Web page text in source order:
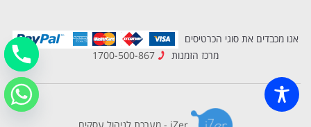
אנו מכבדים את סוגי הכרטיסים
מרכז הזמנות